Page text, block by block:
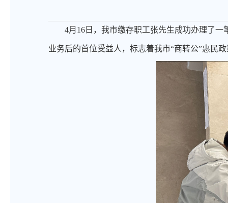
4月16日，我市缴存职工张先生成功办理了一
业务后的首位受益人，标志着我市“商转公”惠民